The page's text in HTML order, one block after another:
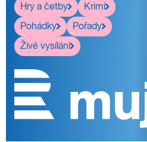
Hry a četby
Krimi
Pohádky
Pořady
Živé vysílání